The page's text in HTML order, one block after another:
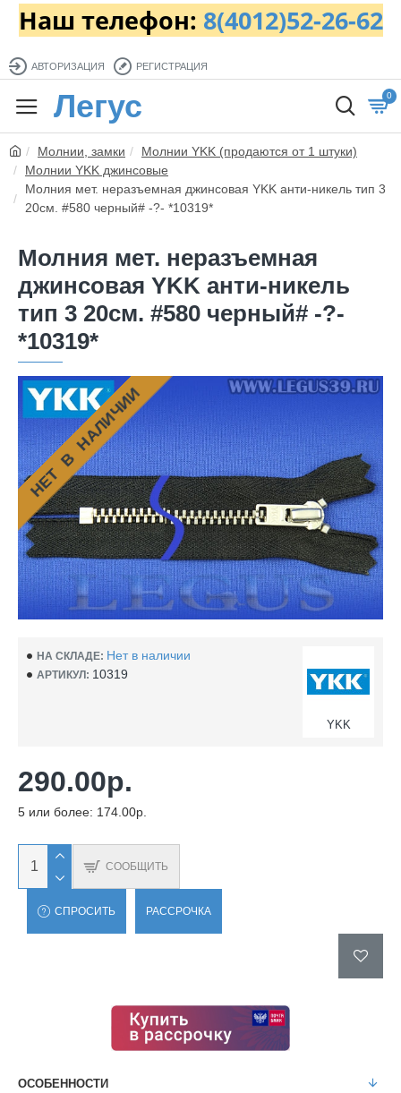
Наш телефон: 8(4012)52-26-62
АВТОРИЗАЦИЯ РЕГИСТРАЦИЯ
Легус 0
Молнии, замки
Молнии YKK (продаются от 1 штуки)
Молнии YKK джинсовые
Молния мет. неразъемная джинсовая YKK анти-никель тип 3
20см. #580 черный# -?- *10319*
Молния мет. неразъемная
джинсовая YKK анти-никель
тип 3 20см. #580 черный# -?-
*10319*
НЕТ В НАЛИЧИИ
НА СКЛАДЕ: Нет в наличии
АРТИКУЛ: 10319
YKK
290.00р.
5 или более: 174.00р.
СООБЩИТЬ
СПРОСИТЬ РАССРОЧКА
ОСОБЕННОСТИ